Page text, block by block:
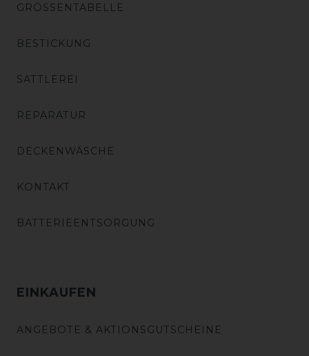
GRÖSSENTABELLE
BESTICKUNG
SATTLEREI
REPARATUR
DECKENWÄSCHE
KONTAKT
BATTERIEENTSORGUNG
EINKAUFEN
ANGEBOTE & AKTIONSGUTSCHEINE